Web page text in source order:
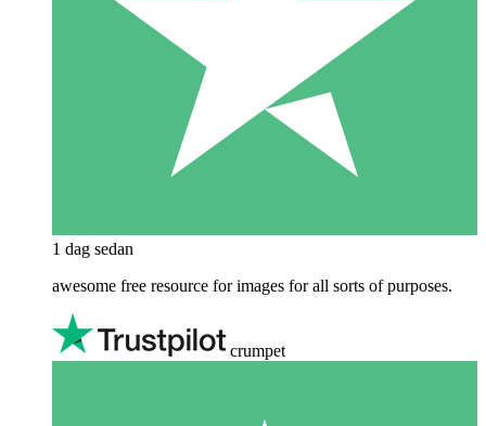
1 dag sedan
awesome free resource for images for all sorts of purposes.
crumpet